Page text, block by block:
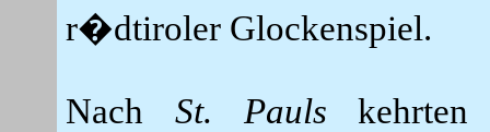
r�dtiroler Glockenspiel.
Nach St. Pauls